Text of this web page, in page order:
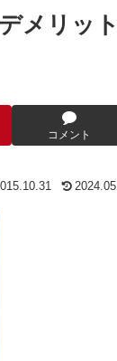
メリット
コメント